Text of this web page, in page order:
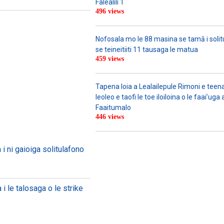
Falealili 1
496 views
Nofosala mo le 88 masina se tamā i
se teineitiiti 11 tausaga le matua
459 views
Tapena loia a Lealailepule Rimoni e
leoleo e taofi le toe iloiloina o le faai’uga
Faaitumalo
446 views
i ni gaioiga solitulafono
i le talosaga o le strike